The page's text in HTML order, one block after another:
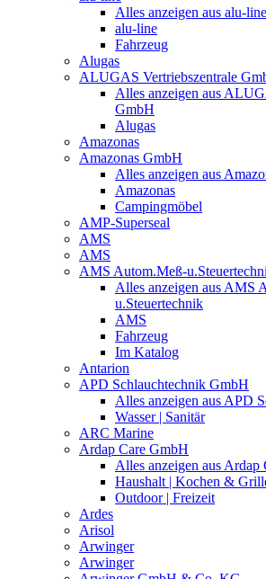
Alles anzeigen aus alu-line
alu-line
Fahrzeug
Alugas
ALUGAS Vertriebszentrale
Alles anzeigen aus
GmbH
Alugas
Amazonas
Amazonas GmbH
Alles anzeigen aus
Amazonas
Campingmöbel
AMP-Superseal
AMS
AMS
AMS Autom.Meß-
Alles anzeigen aus AMS
u.Steuertechnik
AMS
Fahrzeug
Im Katalog
Antarion
APD Schlauchtechnik GmbH
Alles anzeigen aus APD
Wasser | Sanitär
ARC Marine
Ardap Care GmbH
Alles anzeigen aus Ardap
Haushalt | Kochen &
Outdoor | Freizeit
Ardes
Arisol
Arwinger
Arwinger